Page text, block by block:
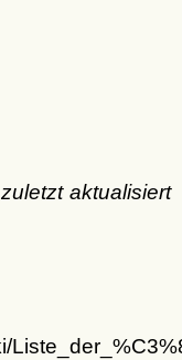
zuletzt aktualisiert